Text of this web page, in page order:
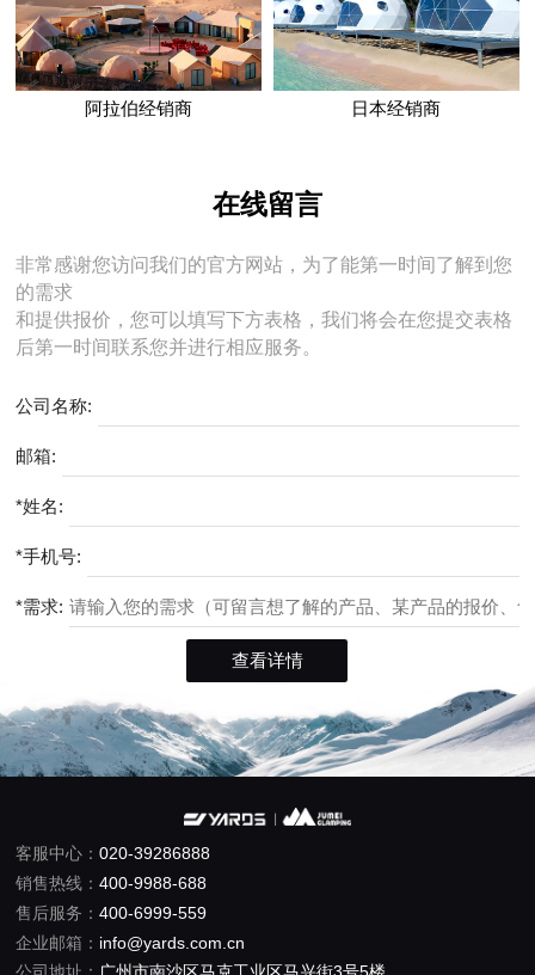
阿拉伯经销商 日本经销商
在线留言
非常感谢您访问我们的官方网站，为了能第一时间了解到您
的需求
和提供报价，您可以填写下方表格，我们将会在您提交表格
后第一时间联系您并进行相应服务。
公司名称:
邮箱:
*姓名:
*手机号:
*需求:
客服中心：020-39286888
销售热线：400-9988-688
售后服务：400-6999-559
企业邮箱： info@yards.com.cn